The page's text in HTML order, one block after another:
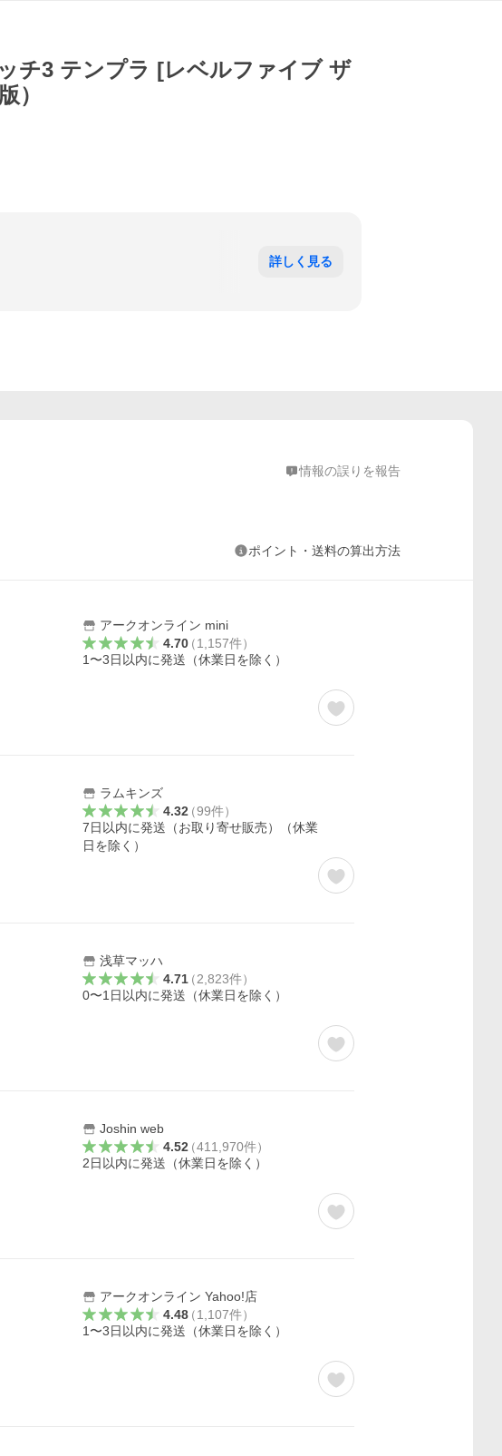
チ3 テンプラ [レベルファイブ ザ
）
詳しく見る
情報の誤りを報告
ポイント・送料の算出方法
アークオンライン mini
4.70（1,157件）
1〜3日以内に発送（休業日を除く）
ラムキンズ
4.32（99件）
7日以内に発送（お取り寄せ販売）（休業
日を除く）
浅草マッハ
4.71（2,823件）
0〜1日以内に発送（休業日を除く）
Joshin web
4.52（411,970件）
2日以内に発送（休業日を除く）
アークオンライン Yahoo!店
4.48（1,107件）
1〜3日以内に発送（休業日を除く）